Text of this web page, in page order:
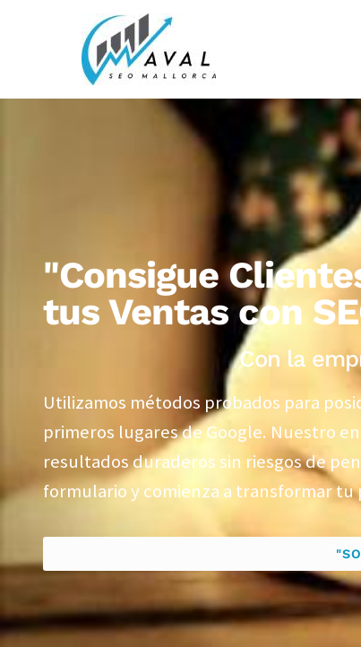
"Consigue
tus Ventas con
Con la
Utilizamos métodos probados para
primeros lugares de Google. Nuestro
resultados duraderos sin riesgos de
formulario y comienza a transformar tu